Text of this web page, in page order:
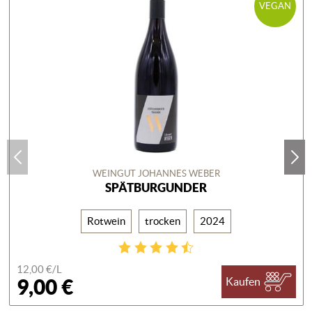
VEGAN
WEINGUT JOHANNES WEBER
SPÄTBURGUNDER
Rotwein trocken 2024
12,00 €/L
9,00 € Kaufen